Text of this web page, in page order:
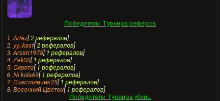
Победители Турнира реферов
1. Artez[ 2 рефералов]
2. yy_kast[ 2 рефералов]
3. Arsim1978[ 1 рефералов]
4. ZekSS[ 1 рефералов]
5. Сирота[ 1 рефералов]
6. Ni kola69[ 1 рефералов]
7. Счастливчик25[ 1 рефералов]
8. Весенний Цветок[ 1 рефералов]
Победители Турнира убийц